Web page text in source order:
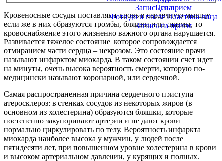
Цена
Фото до и после Пластика лица
Запись на прием
Запись на прием
Кровеносные сосуды поставляют кровь в сердечную мышцу,
если же в них образуются тромбы, бляшки или спазмы, то
кровоснабжение этого жизненно важного органа нарушается.
Развивается тяжелое состояние, которое сопровождается
отмиранием части сердца – некрозом. Это состояние врачи
называют инфарктом миокарда. В таком состоянии счет идет
на минуты, очень высока вероятность смерти, которую по-
медицински называют коронарной, или сердечной.
Самая распространенная причина сердечного приступа –
атеросклероз: в стенках сосудов из некоторых жиров (в
основном из холестерина) образуются бляшки, которые
постепенно закупоривают артерии и не дают крови
нормально циркулировать по телу. Вероятность инфаркта
миокарда наиболее высока у мужчин, у людей после
пятидесяти лет, при повышенном уровне холестерина в крови
и высоком артериальном давлении, у курящих и полных.